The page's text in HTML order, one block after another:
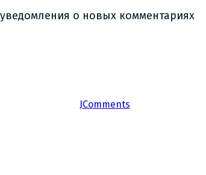
о новых комментариях
JComments